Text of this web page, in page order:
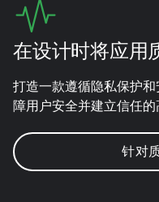
在设计时将应用
打造一款遵循隐私保护
障用户安全并建立信任的
针对